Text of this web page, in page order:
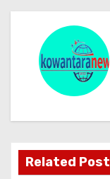
i
p
Related Post